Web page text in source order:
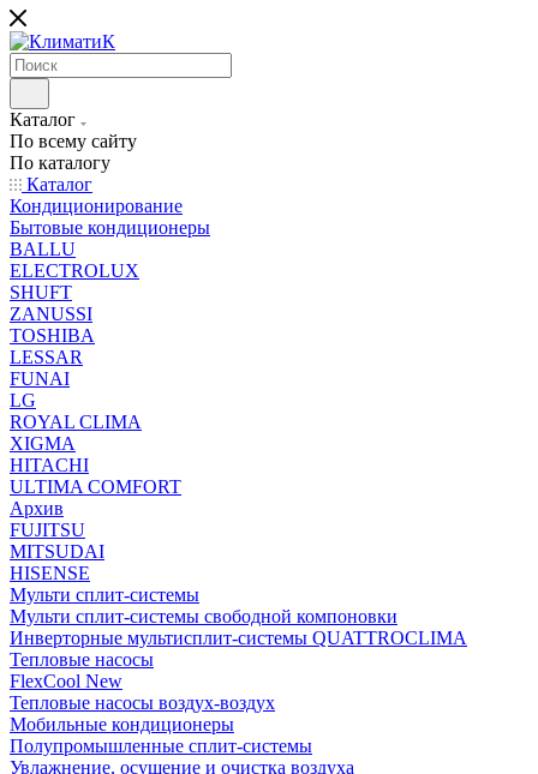
Каталог
По всему сайту
По каталогу
Каталог
Кондиционирование
Бытовые кондиционеры
BALLU
ELECTROLUX
SHUFT
ZANUSSI
TOSHIBA
LESSAR
FUNAI
LG
ROYAL CLIMA
XIGMA
HITACHI
ULTIMA COMFORT
Архив
FUJITSU
MITSUDAI
HISENSE
Мульти сплит-системы
Мульти сплит-системы свободной компоновки
Инверторные мультисплит-системы QUATTROCLIMA
Тепловые насосы
FlexCool New
Тепловые насосы воздух-воздух
Мобильные кондиционеры
Полупромышленные сплит-системы
Увлажнение, осушение и очистка воздуха